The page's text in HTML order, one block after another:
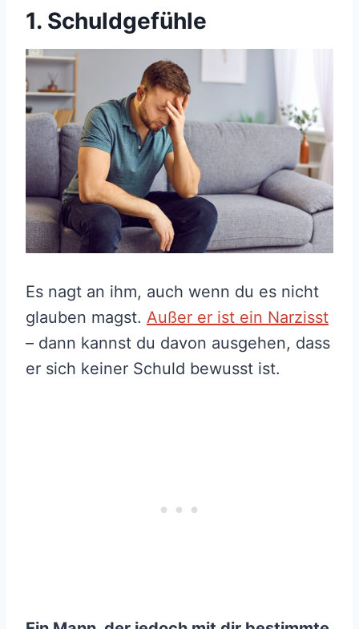
1. Schuldgefühle
Es nagt an ihm, auch wenn du es nicht
glauben magst. Außer er ist ein Narzisst
– dann kannst du davon ausgehen, dass
er sich keiner Schuld bewusst ist.